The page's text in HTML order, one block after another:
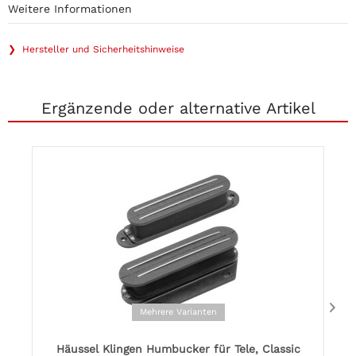
Weitere Informationen
❯ Hersteller und Sicherheitshinweise
Ergänzende oder alternative Artikel
Mehrere Varianten
Häussel Klingen Humbucker für Tele, Classic